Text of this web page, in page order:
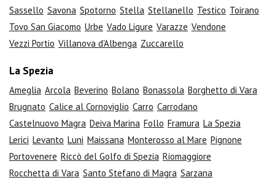
Sassello Savona Spotorno Stella Stellanello Testico Toirano
Tovo San Giacomo Urbe Vado Ligure Varazze Vendone
Vezzi Portio Villanova d'Albenga Zuccarello
La Spezia
Ameglia Arcola Beverino Bolano Bonassola Borghetto di Vara
Brugnato Calice al Cornoviglio Carro Carrodano
Castelnuovo Magra Deiva Marina Follo Framura La Spezia
Lerici Levanto Luni Maissana Monterosso al Mare Pignone
Portovenere Riccò del Golfo di Spezia Riomaggiore
Rocchetta di Vara Santo Stefano di Magra Sarzana